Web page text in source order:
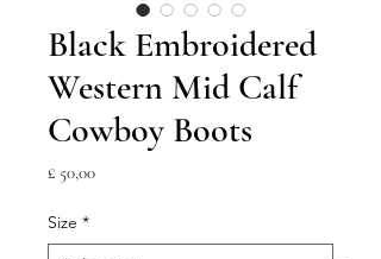
Black Embroidered
Western Mid Calf
Cowboy Boots
£ 50,00Prijs
Size *